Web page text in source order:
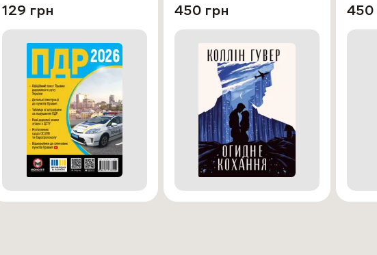
129 грн 450 грн 450